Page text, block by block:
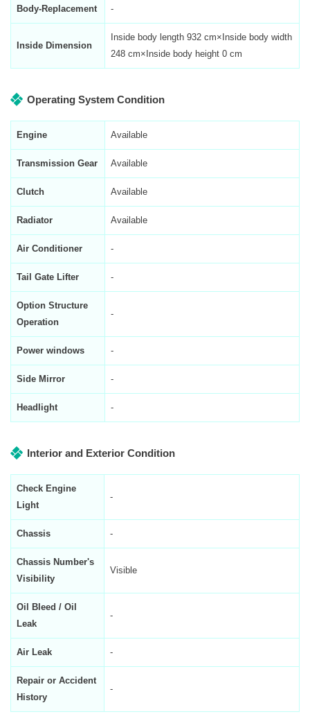
Body-Replacement -
Inside Dimension
Inside body length 932 cm×Inside body width
248 cm×Inside body height 0 cm
Operating System Condition
Engine Available
Transmission Gear Available
Clutch Available
Radiator Available
Air Conditioner -
Tail Gate Lifter -
Option Structure
Operation
-
Power windows -
Side Mirror -
Headlight -
Interior and Exterior Condition
Check Engine
Light
-
Chassis -
Chassis Number's
Visibility
Visible
Oil Bleed / Oil
Leak
-
Air Leak -
Repair or Accident
History
-